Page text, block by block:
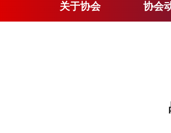
关于协会 协会